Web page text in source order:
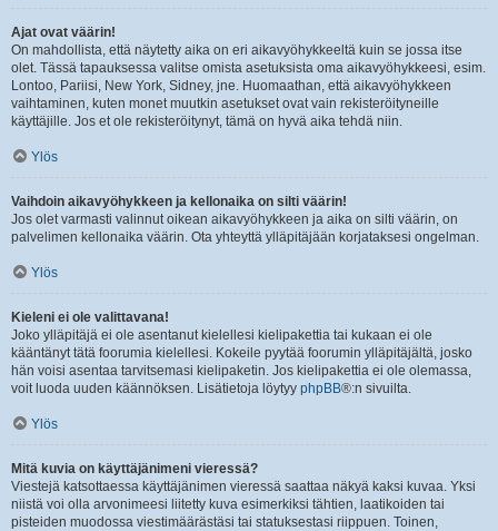
Ajat ovat väärin!
On mahdollista, että näytetty aika on eri aikavyöhykkeeltä kuin se jossa itse
olet. Tässä tapauksessa valitse omista asetuksista oma aikavyöhykkeesi, esim.
Lontoo, Pariisi, New York, Sidney, jne. Huomaathan, että aikavyöhykkeen
vaihtaminen, kuten monet muutkin asetukset ovat vain rekisteröityneille
käyttäjille. Jos et ole rekisteröitynyt, tämä on hyvä aika tehdä niin.
Ylös
Vaihdoin aikavyöhykkeen ja kellonaika on silti väärin!
Jos olet varmasti valinnut oikean aikavyöhykkeen ja aika on silti väärin, on
palvelimen kellonaika väärin. Ota yhteyttä ylläpitäjään korjataksesi ongelman.
Ylös
Kieleni ei ole valittavana!
Joko ylläpitäjä ei ole asentanut kielellesi kielipakettia tai kukaan ei ole
kääntänyt tätä foorumia kielellesi. Kokeile pyytää foorumin ylläpitäjältä, josko
hän voisi asentaa tarvitsemasi kielipaketin. Jos kielipakettia ei ole olemassa,
voit luoda uuden käännöksen. Lisätietoja löytyy phpBB®:n sivuilta.
Ylös
Mitä kuvia on käyttäjänimeni vieressä?
Viestejä katsottaessa käyttäjänimen vieressä saattaa näkyä kaksi kuvaa. Yksi
niistä voi olla arvonimeesi liitetty kuva esimerkiksi tähtien, laatikoiden tai
pisteiden muodossa viestimäärästäsi tai statuksestasi riippuen. Toinen,